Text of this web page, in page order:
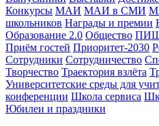
Конкурсы МАИ МАИ в СМИ
школьников Награды и премии
Образование 2.0 Общество
Приём гостей Приоритет-2030
Сотрудники Сотрудничество
Творчество Траектория взлёта
Университетские среды для
конференции Школа сервиса
Юбилеи и праздники